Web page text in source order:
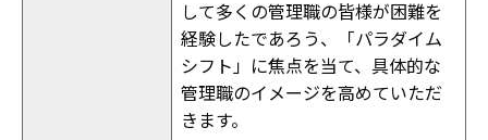
して多くの管理職の皆様が困難を
経験したであろう、「パラダイム
シフト」に焦点を当て、具体的な
管理職のイメージを高めていただ
きます。